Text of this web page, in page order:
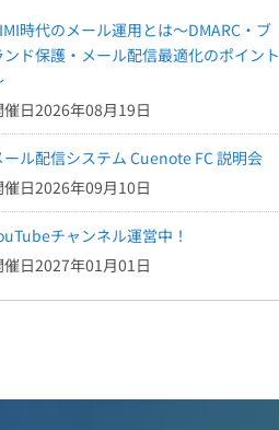
時代のメール運用とは～DMARC・ブ
ンド保護・メール配信最適化のポイント
催日2026年08月19日
ール配信システム Cuenote FC 説明会
催日2026年09月10日
チャンネル運営中！
催日2027年01月01日